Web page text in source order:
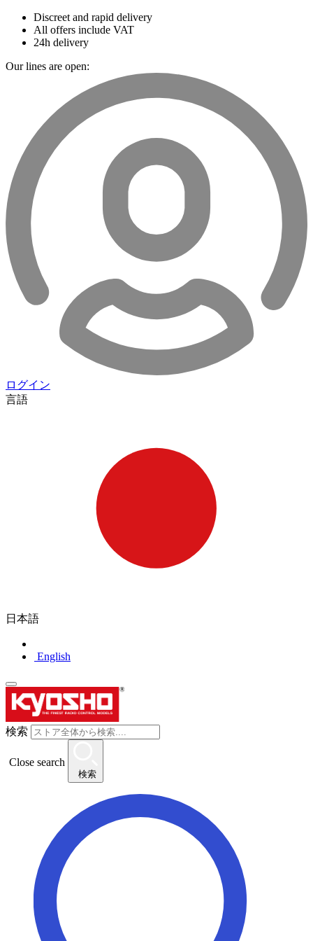
Discreet and rapid delivery
All offers include VAT
24h delivery
Our lines are open:
ログイン
言語
日本語
English
検索
Close search
検索